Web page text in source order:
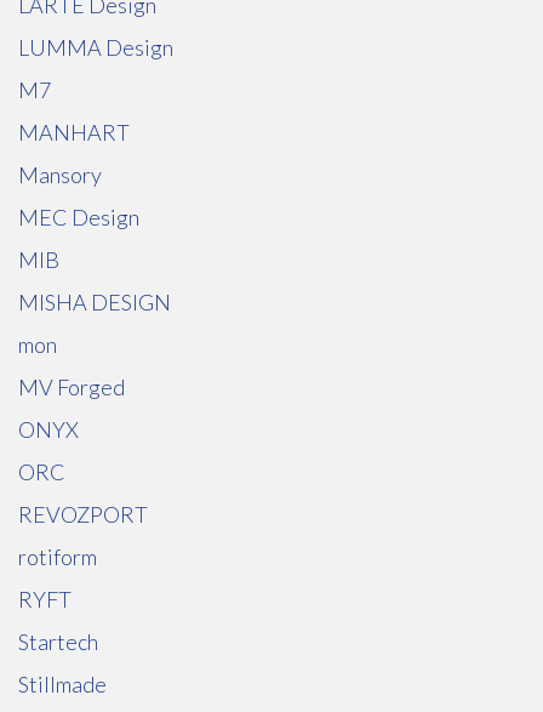
LUMMA Design
M7
MANHART
Mansory
MEC Design
MIB
MISHA DESIGN
mon
MV Forged
ONYX
ORC
REVOZPORT
rotiform
RYFT
Startech
Stillmade